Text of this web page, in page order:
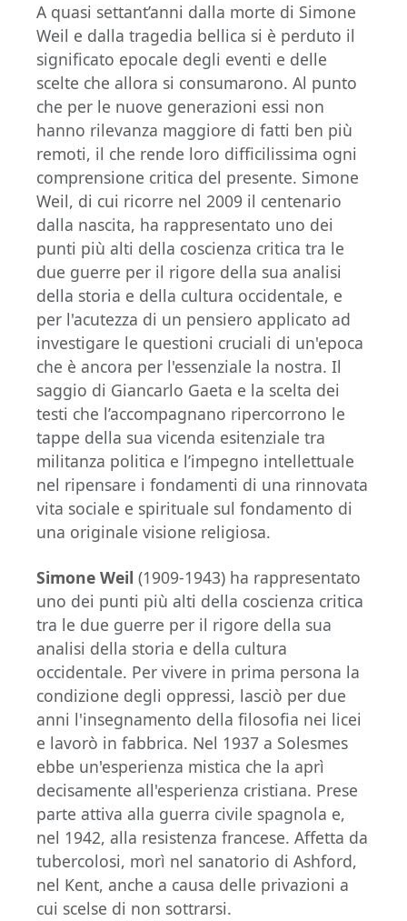
A quasi settant’anni dalla morte di Simone
Weil e dalla tragedia bellica si è perduto il
significato epocale degli eventi e delle
scelte che allora si consumarono. Al punto
che per le nuove generazioni essi non
hanno rilevanza maggiore di fatti ben più
remoti, il che rende loro difficilissima ogni
comprensione critica del presente. Simone
Weil, di cui ricorre nel 2009 il centenario
dalla nascita, ha rappresentato uno dei
punti più alti della coscienza critica tra le
due guerre per il rigore della sua analisi
della storia e della cultura occidentale, e
per l'acutezza di un pensiero applicato ad
investigare le questioni cruciali di un'epoca
che è ancora per l'essenziale la nostra. Il
saggio di Giancarlo Gaeta e la scelta dei
testi che l’accompagnano ripercorrono le
tappe della sua vicenda esitenziale tra
militanza politica e l’impegno intellettuale
nel ripensare i fondamenti di una rinnovata
vita sociale e spirituale sul fondamento di
una originale visione religiosa.
Simone Weil (1909-1943) ha rappresentato
uno dei punti più alti della coscienza critica
tra le due guerre per il rigore della sua
analisi della storia e della cultura
occidentale. Per vivere in prima persona la
condizione degli oppressi, lasciò per due
anni l'insegnamento della filosofia nei licei
e lavorò in fabbrica. Nel 1937 a Solesmes
ebbe un'esperienza mistica che la aprì
decisamente all'esperienza cristiana. Prese
parte attiva alla guerra civile spagnola e,
nel 1942, alla resistenza francese. Affetta da
tubercolosi, morì nel sanatorio di Ashford,
nel Kent, anche a causa delle privazioni a
cui scelse di non sottrarsi.